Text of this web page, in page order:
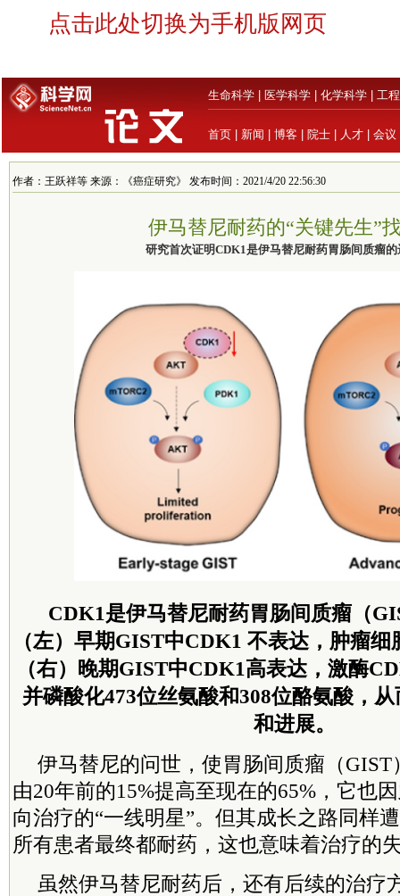
点击此处切换为手机版网页
生命科学 医学科学 化学科学 工
首页 新闻 博客 院士 人才 会议
作者：王跃祥等 来源：《癌症研究》 发布时间：2021/4/20 22:56:30
伊马替尼耐药的“关键先生”
研究首次证明CDK1是伊马替尼耐药胃肠间质瘤的
CDK1是伊马替尼耐药胃肠间质瘤（
（左）早期GIST中CDK1 不表达，肿瘤
（右）晚期GIST中CDK1高表达，激酶
并磷酸化473位丝氨酸和308位酪氨酸，
和进展。
伊马替尼的问世，使胃肠间质瘤（
由20年前的15%提高至现在的65%，它也
向治疗的“一线明星”。但其成长之路同样
所有患者最终都耐药，这也意味着治疗的
虽然伊马替尼耐药后，还有后续的治疗